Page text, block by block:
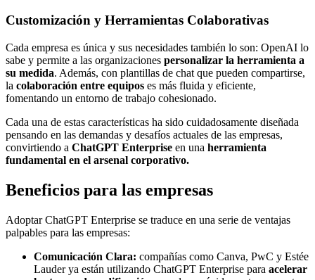
Customización y Herramientas Colaborativas
Cada empresa es única y sus necesidades también lo son: OpenAI lo
sabe y permite a las organizaciones personalizar la herramienta a
su medida. Además, con plantillas de chat que pueden compartirse,
la colaboración entre equipos es más fluida y eficiente,
fomentando un entorno de trabajo cohesionado.
Cada una de estas características ha sido cuidadosamente diseñada
pensando en las demandas y desafíos actuales de las empresas,
convirtiendo a ChatGPT Enterprise en una herramienta
fundamental en el arsenal corporativo.
Beneficios para las empresas
Adoptar ChatGPT Enterprise se traduce en una serie de ventajas
palpables para las empresas:
Comunicación Clara: compañías como Canva, PwC y Estée
Lauder ya están utilizando ChatGPT Enterprise para acelerar